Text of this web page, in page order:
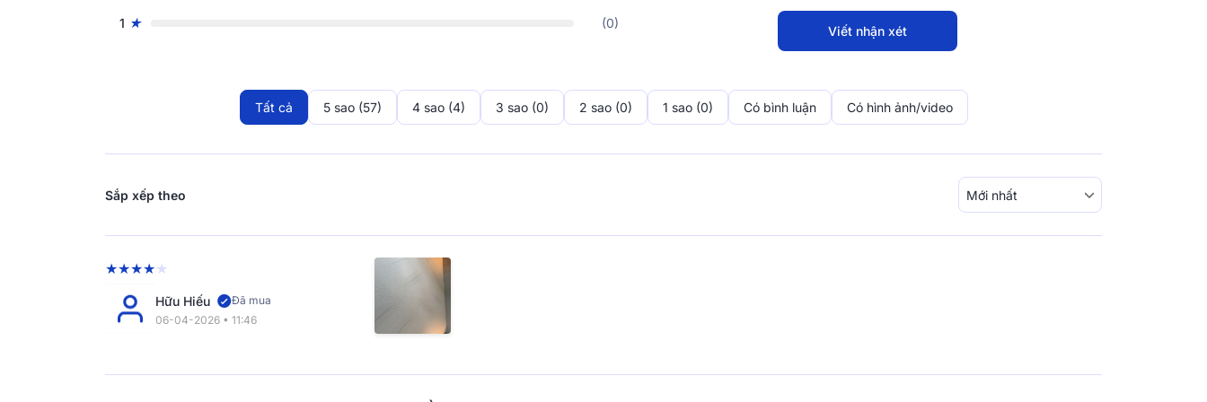
Bền vững qua nhiều thế hệ nằm
xù kể cao sau thời gian sử dụng, gia tăng bền bỉ đã được cấp chứng nhận đạt
chuẩn Quốc tế, độ bền phù hợp với những gia đình vợ chồng son hoặc trẻ em
Comfy - Cuộc cách mạng giấc ngủ đến từ
1 (0)
Viết nhận xét
Tất cả 5 sao (57) 4 sao (4) 3 sao (0) 2 sao (0) 1 sao (0) Có bình luận Có hình ảnh/video
Sắp xếp theo
Hữu Hiếu
Đã mua
06-04-2026 • 11:46